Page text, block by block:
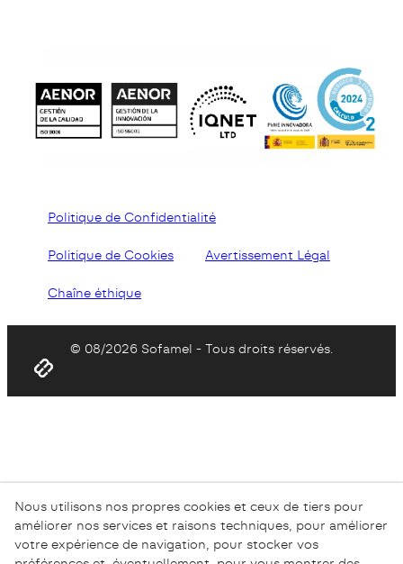
Politique de Confidentialité
Politique de Cookies Avertissement Légal
Chaîne éthique
© 08/2026 Sofamel - Tous droits réservés.
Nous utilisons nos propres cookies et ceux de tiers pour
améliorer nos services et raisons techniques, pour améliorer
votre expérience de navigation, pour stocker vos